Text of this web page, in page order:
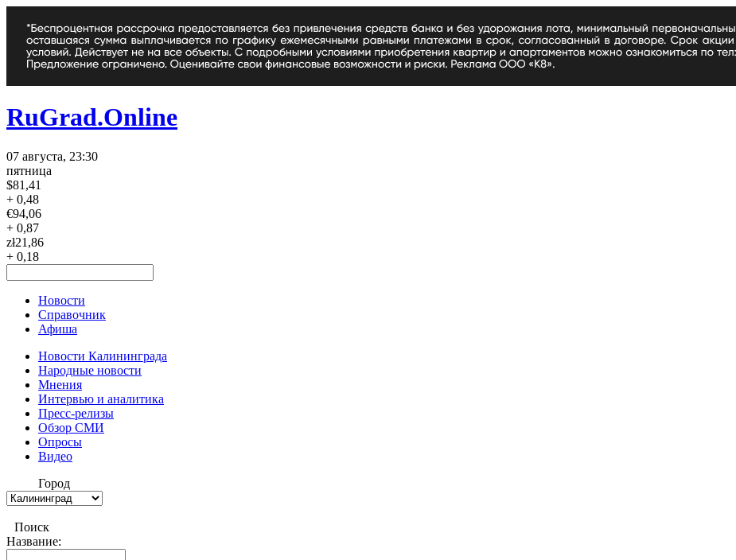
RuGrad.Online
07 августа, 23:30
пятница
$81,41
+ 0,48
€94,06
+ 0,87
zł21,86
+ 0,18
Новости
Справочник
Афиша
Новости Калининграда
Народные новости
Мнения
Интервью и аналитика
Пресс-релизы
Обзор СМИ
Опросы
Видео
Город
Поиск
Название: